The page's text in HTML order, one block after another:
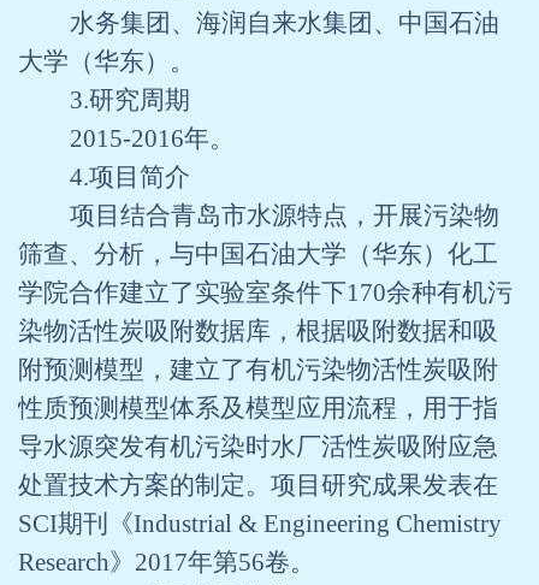
水务集团、海润自来水集团、中国石油
大学（华东）。
3.研究周期
2015-2016年。
4.项目简介
项目结合青岛市水源特点，开展污染物
筛查、分析，与中国石油大学（华东）化工
学院合作建立了实验室条件下170余种有机污
染物活性炭吸附数据库，根据吸附数据和吸
附预测模型，建立了有机污染物活性炭吸附
性质预测模型体系及模型应用流程，用于指
导水源突发有机污染时水厂活性炭吸附应急
处置技术方案的制定。项目研究成果发表在
SCI期刊《Industrial & Engineering Chemistry
Research》 2017年第56卷。